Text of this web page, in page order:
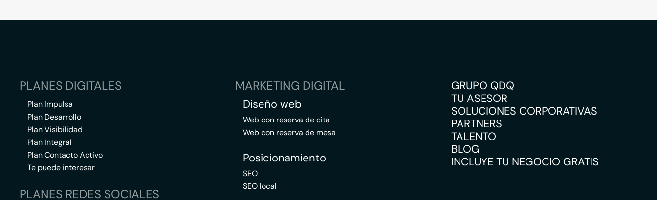
PLANES DIGITALES
Plan Impulsa
Plan Desarrollo
Plan Visibilidad
Plan Integral
Plan Contacto Activo
Te puede interesar
PLANES REDES SOCIALES
MARKETING DIGITAL
Diseño web
Web con reserva de cita
Web con reserva de mesa
Posicionamiento
SEO
SEO local
GRUPO QDQ
TU ASESOR
SOLUCIONES CORPORATIVAS
PARTNERS
TALENTO
BLOG
INCLUYE TU NEGOCIO GRATIS